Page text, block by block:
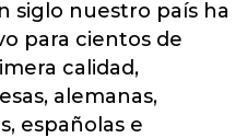
siglo nuestro país ha
para cientos de
calidad,
alemanas,
españolas e